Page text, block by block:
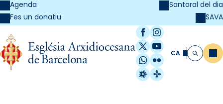
Agenda
Fes un donatiu
Santoral del dia
SAVA
Facebook
Instagram
X / Twitter
YouTube
WhatsApp
Flickr
Radio Estel
Catalunya
CA Cerca